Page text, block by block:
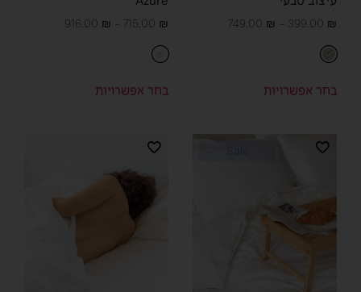
399.00 ₪
–
749.00 ₪
בחר אפשרויות
715.00 ₪
–
916.00 ₪
בחר אפשרויות